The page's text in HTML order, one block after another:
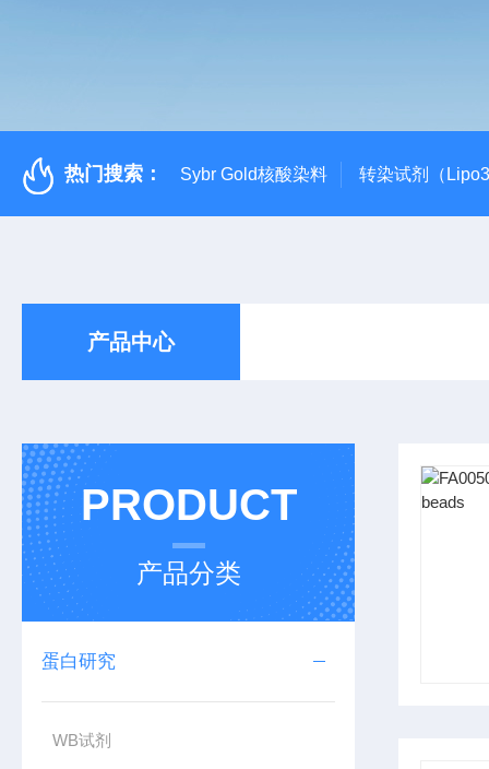
热门搜索： Sybr Gold核酸染料 转染试剂（
产品中心
PRODUCT
产品分类
蛋白研究
WB试剂